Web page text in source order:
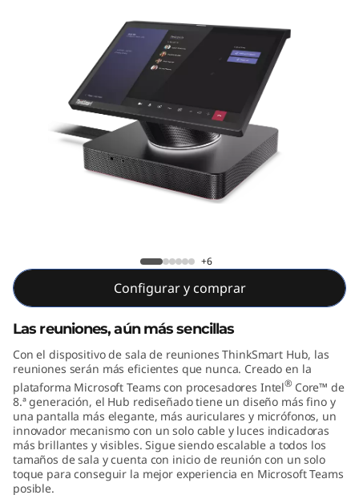
M
o
o
+6
Configurar y comprar
Las reuniones, aún más sencillas
Con el dispositivo de sala de reuniones ThinkSmart Hub, las
reuniones serán más eficientes que nunca. Creado en la
plataforma Microsoft Teams con procesadores Intel® Core™ de
8.ª generación, el Hub rediseñado tiene un diseño más fino y
una pantalla más elegante, más auriculares y micrófonos, un
innovador mecanismo con un solo cable y luces indicadoras
más brillantes y visibles. Sigue siendo escalable a todos los
tamaños de sala y cuenta con inicio de reunión con un solo
toque para conseguir la mejor experiencia en Microsoft Teams
posible.